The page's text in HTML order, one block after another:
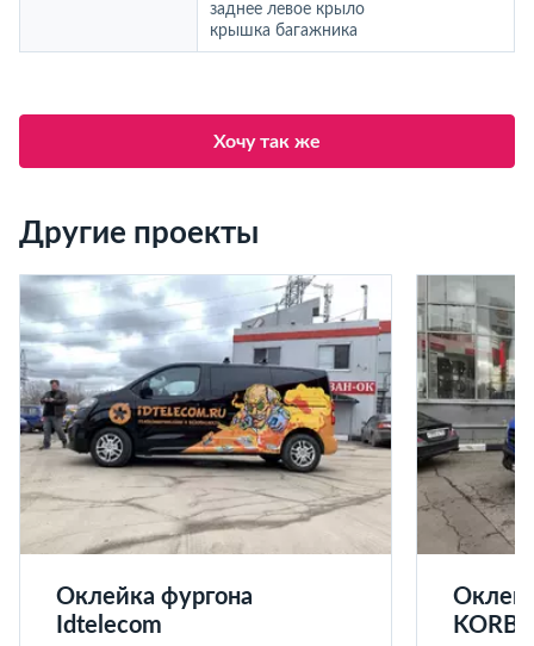
заднее левое крыло
крышка багажника
Хочу так же
Другие проекты
Оклейка фургона
Idtelecom
KORB